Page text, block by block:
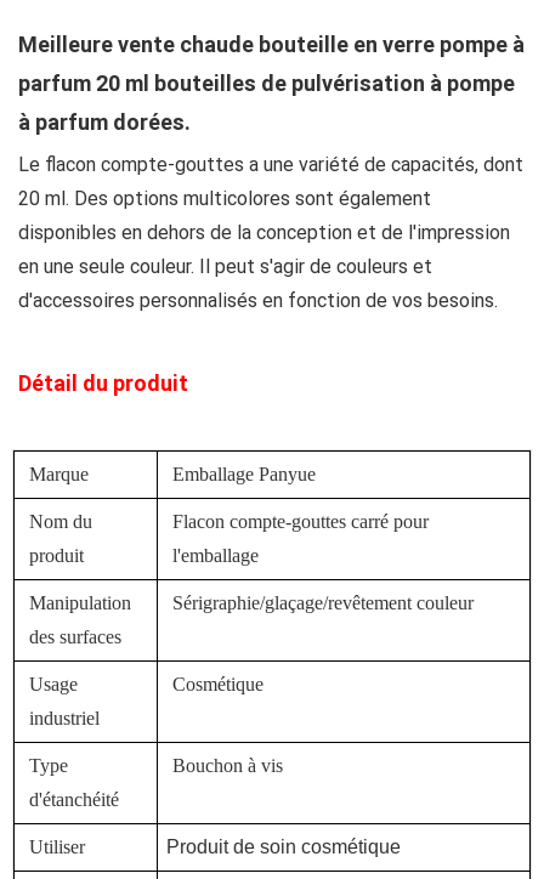
Meilleure vente chaude bouteille en verre pompe à
parfum 20 ml bouteilles de pulvérisation à pompe
à parfum dorées.
Le flacon compte-gouttes a une variété de capacités, dont
20 ml. Des options multicolores sont également
disponibles en dehors de la conception et de l'impression
en une seule couleur. Il peut s'agir de couleurs et
d'accessoires personnalisés en fonction de vos besoins.
Détail du produit
Marque Emballage Panyue
Nom du
produit
Flacon compte-gouttes carré pour
l'emballage
Manipulation
des surfaces
Sérigraphie/glaçage/revêtement couleur
Usage
industriel
Cosmétique
Type
d'étanchéité
Bouchon à vis
Utiliser Produit de soin cosmétique